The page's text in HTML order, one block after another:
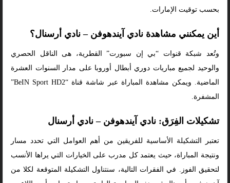
بحسب توقيت الإمارات.
أين يمكنني مشاهدة نادي آيندهوفن – نادي أرسنال؟
وتُعد شبكة قنوات “بي إن سبورت” القطرية، هى الناقل الحصري
والوحيد لجميع مباريات دوري أبطال أوروبا على مدار السنوات العشرة
الماضية. ويمكن مشاهدة المباراة عبر شاشة قناة “BeIN Sport HD2”
المشفرة.
تشكيلات الفِرَق: نادي آيندهوفن – نادي أرسنال
تعتبر التشكيلة الأساسية للفريقين من أهم العوامل التي تحدد مسار
ونتيجة المباراة، حيث يعتمد كل مدرب على الخيارات التي يراها الأنسب
لتحقيق الفوز. في الفقرات التالية، سنتناول التشكيلة المتوقعة لكلا من